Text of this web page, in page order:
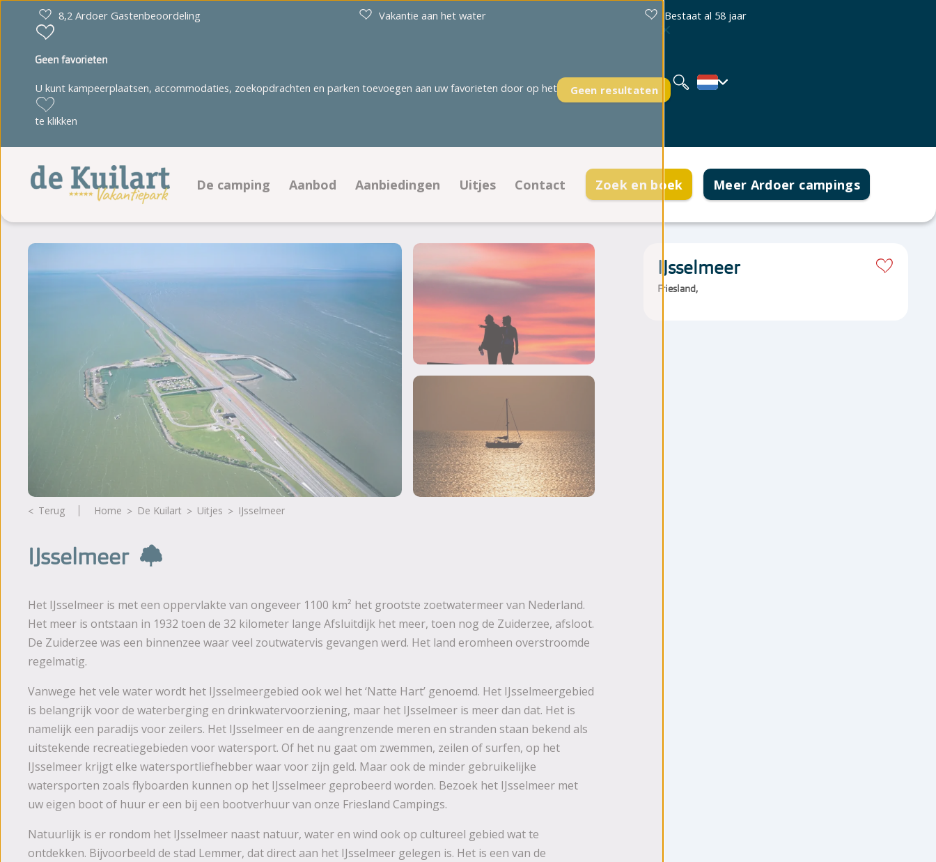
8,2 Ardoer Gastenbeoordeling Vakantie aan het water Bestaat al 58 jaar
Geen resultaten
Geen favorieten
U kunt kampeerplaatsen, accommodaties, zoekopdrachten en parken toevoegen aan uw favorieten door op het
te klikken
English
De camping
Faciliteiten
Sport- en spelprogramma
Beoordelingen
Brochure
Nieuws
Aanbod
Kampeerplaatsen
Aanbiedingen
Aanbiedingen kampeerplaatsen
Aanbiedingen accommodaties
Uitjes Contact
Contactinformatie
Openingstijden
Veelgestelde vragen
Parkregels
Zoek en boek Meer Ardoer campings
Terug Home De Kuilart Uitjes IJsselmeer
IJsselmeer
Het IJsselmeer is met een oppervlakte van ongeveer 1100 km² het grootste zoetwatermeer van Nederland.
Het meer is ontstaan in 1932 toen de 32 kilometer lange Afsluitdijk het meer, toen nog de Zuiderzee, afsloot.
De Zuiderzee was een binnenzee waar veel zoutwatervis gevangen werd. Het land eromheen overstroomde
regelmatig.
Vanwege het vele water wordt het IJsselmeergebied ook wel het ‘Natte Hart’ genoemd. Het IJsselmeergebied
is belangrijk voor de waterberging en drinkwatervoorziening, maar het IJsselmeer is meer dan dat. Het is
namelijk een paradijs voor zeilers. Het IJsselmeer en de aangrenzende meren en stranden staan bekend als
uitstekende recreatiegebieden voor watersport. Of het nu gaat om zwemmen, zeilen of surfen, op het
IJsselmeer krijgt elke watersportliefhebber waar voor zijn geld. Maar ook de minder gebruikelijke
watersporten zoals flyboarden kunnen op het IJsselmeer geprobeerd worden. Bezoek het IJsselmeer met
uw eigen boot of huur er een bij een bootverhuur van onze Friesland Campings.
Natuurlijk is er rondom het IJsselmeer naast natuur, water en wind ook op cultureel gebied wat te
ontdekken. Bijvoorbeeld de stad Lemmer, dat direct aan het IJsselmeer gelegen is. Het is een van de
IJsselmeer
Friesland,